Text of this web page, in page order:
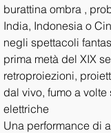
burattina ombra ,
India, Indonesia o
negli spettacoli
prima metà del XIX
retroproiezioni,
dal vivo, fumo a
elettriche
Una performance di